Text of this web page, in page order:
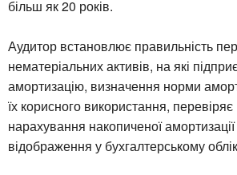
більш як 20 років.
Аудитор встановлює правильність
нематеріальних активів, на які
амортизацію, визначення норми
їх корисного використання,
нарахування накопиченої амортизації
відображення у бухгалтерському